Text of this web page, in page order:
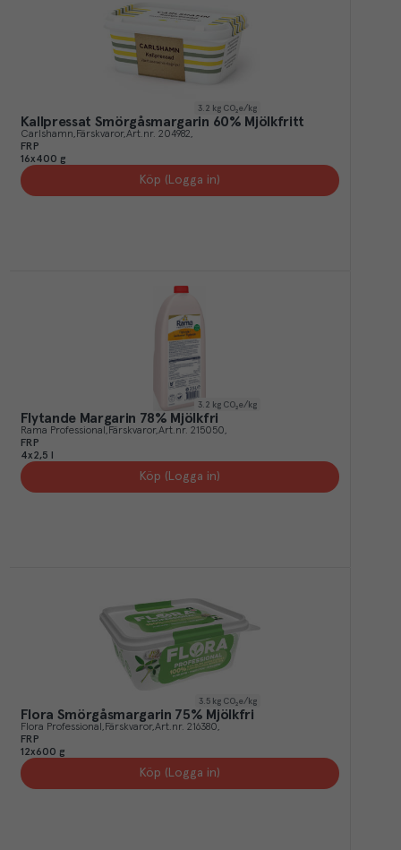
3.2 kg CO₂e/kg
Kallpressat Smörgåsmargarin 60% Mjölkfritt
Carlshamn Färskvaror Art.nr. 204982
FRP
16x400 g
Köp (Logga in)
3.2 kg CO₂e/kg
Flytande Margarin 78% Mjölkfri
Rama Professional Färskvaror Art.nr. 215050
FRP
4x2,5 l
Köp (Logga in)
3.5 kg CO₂e/kg
Flora Smörgåsmargarin 75% Mjölkfri
Flora Professional Färskvaror Art.nr. 216380
FRP
12x600 g
Köp (Logga in)